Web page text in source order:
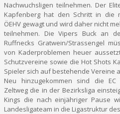
Nachwuchsligen teilnehmen. Der
Kapfenberg hat den Schritt in die
ÖEHV gewagt und wird daher nicht
teilnehmen. Die Vipers Buck an
Ruffnecks Gratwein/Strassengel
von Kaderproblemen heuer
Schutzvereine sowie die Hot Shots
Spieler sich auf bestehende Vereine
Neu hinzugekommen sind die EC
Zeltweg die in der Bezirksliga
Kings die nach einjähriger Pause
Landesligateam in die Ligastruktur des